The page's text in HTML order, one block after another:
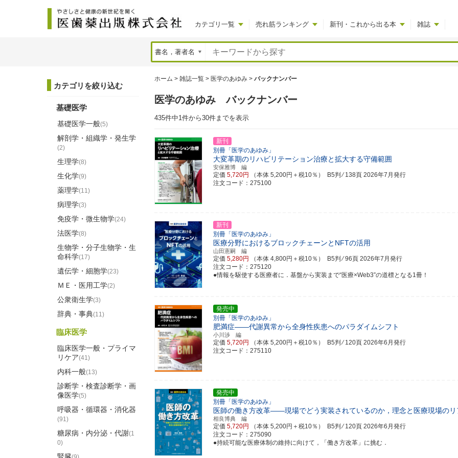
カテゴリ一覧 売れ筋ランキング 新刊・これから出る本 雑誌
ホーム > 雑誌一覧 > 医学のあゆみ > バックナンバー
医学のあゆみ バックナンバー
435件中1件から30件までを表示
新刊
別冊「医学のあゆみ」
大変革期のリハビリテーション治療と拡大する守備範囲
安保雅博 編
定価 5,720円 （本体 5,200円＋税10％） B5判 ⁄ 138頁 2026年7月発行
注文コード：275100
新刊
別冊「医学のあゆみ」
医療分野におけるブロックチェーンとNFTの活用
山田憲嗣 編
定価 5,280円 （本体 4,800円＋税10％） B5判 ⁄ 96頁 2026年7月発行
注文コード：275120
●情報を駆使する医療者に．基盤から実装まで“医療×Web3”の道標となる1冊！
発売中
別冊「医学のあゆみ」
肥満症――代謝異常から全身性疾患へのパラダイムシフト
小川渉 編
定価 5,720円 （本体 5,200円＋税10％） B5判 ⁄ 120頁 2026年6月発行
注文コード：275110
発売中
別冊「医学のあゆみ」
医師の働き方改革――現場でどう実装されているのか，理念と医療現場のリ
相良博典 編
定価 5,720円 （本体 5,200円＋税10％） B5判 ⁄ 120頁 2026年6月発行
注文コード：275090
●持続可能な医療体制の維持に向けて，「働き方改革」に挑む．
カテゴリを絞り込む
基礎医学
基礎医学一般(5)
解剖学・組織学・発生学
(2)
生理学(8)
生化学(9)
薬理学(11)
病理学(3)
免疫学・微生物学(24)
法医学(8)
生物学・分子生物学・生
命科学(17)
遺伝学・細胞学(23)
ＭＥ・医用工学(2)
公衆衛生学(3)
辞典・事典(11)
臨床医学
臨床医学一般・プライマ
リケア(41)
内科一般(13)
診断学・検査診断学・画
像医学(5)
呼吸器・循環器・消化器
(91)
糖尿病・内分泌・代謝(1
0)